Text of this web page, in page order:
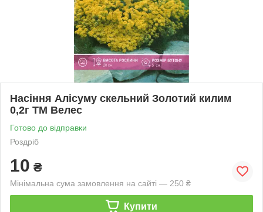
Насіння Алісуму скельний Золотий килим
0,2г ТМ Велес
Готово до відправки
Роздріб
10 ₴
Мінімальна сума замовлення на сайті — 250 ₴
Купити